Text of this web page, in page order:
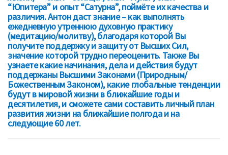
“Юпитера” и опыт “Сатурна”, поймёте их качества и
различия. Антон даст знание – как выполнять
ежедневную утреннюю духовную практику
(медитацию/молитву), благодаря которой Вы
получите поддержку и защиту от Высших Сил,
значение которой трудно переоценить. Также Вы
узнаете какие начинания, дела и действия будут
поддержаны Высшими Законами (Природным/
Божественным Законом), какие глобальные тенденции
будут в мировой жизни в ближайшие годы и
десятилетия, и сможете сами составить личный план
развития жизни на ближайшие полгода и на
следующие 60 лет.